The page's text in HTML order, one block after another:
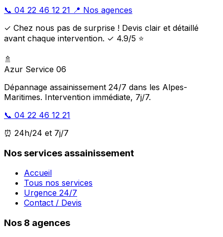
📞 04 22 46 12 21 📍 Nos agences
✓ Chez nous pas de surprise ! Devis clair et détaillé
avant chaque intervention. ✓ 4.9/5 ⭐
🚿
Azur Service 06
Dépannage assainissement 24/7 dans les Alpes-
Maritimes. Intervention immédiate, 7j/7.
📞 04 22 46 12 21
⏰ 24h/24 et 7j/7
Nos services assainissement
Accueil
Tous nos services
Urgence 24/7
Contact / Devis
Nos 8 agences